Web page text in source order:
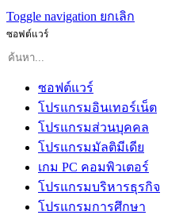
Toggle navigation ยกเลิก
ซอฟต์แวร์
ซอฟต์แวร์
โปรแกรมอินเทอร์เน็ต
โปรแกรมส่วนบุคคล
โปรแกรมมัลติมีเดีย
เกม PC คอมพิวเตอร์
โปรแกรมบริหารธุรกิจ
โปรแกรมการศึกษา